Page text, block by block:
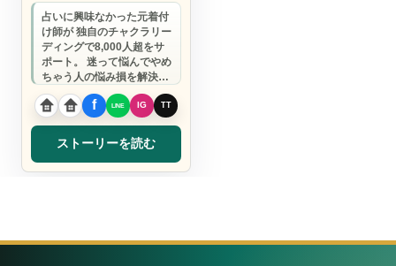
占いに興味なかった元着付
け師が 独自のチャクラリー
ディングで8,000人超をサ
ポート。 迷って悩んでやめ
ちゃう人の悩み損を解決
し、 自分で判断できる人に
なるお手…
ストーリーを読む